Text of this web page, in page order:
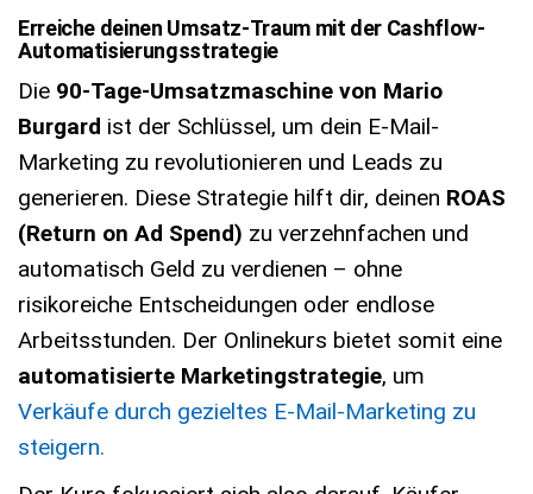
Erreiche deinen Umsatz-Traum mit der Cashflow-
Automatisierungsstrategie
Die 90-Tage-Umsatzmaschine von Mario
Burgard ist der Schlüssel, um dein E-Mail-
Marketing zu revolutionieren und Leads zu
generieren. Diese Strategie hilft dir, deinen ROAS
(Return on Ad Spend) zu verzehnfachen und
automatisch Geld zu verdienen – ohne
risikoreiche Entscheidungen oder endlose
Arbeitsstunden. Der Onlinekurs bietet somit eine
automatisierte Marketingstrategie, um
Verkäufe durch gezieltes E-Mail-Marketing zu
steigern.